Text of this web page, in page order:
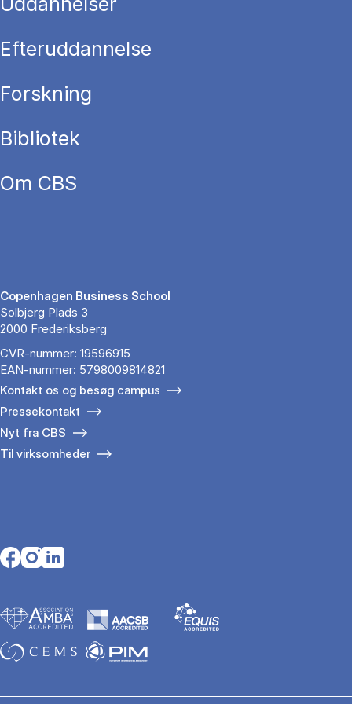
Efteruddannelse
Forskning
Bibliotek
Om CBS
Copenhagen Business School
Solbjerg Plads 3
2000 Frederiksberg
CVR-nummer: 19596915
EAN-nummer: 5798009814821
Kontakt os og besøg campus
Pressekontakt
Nyt fra CBS
Til virksomheder
Opens in a new tab
Opens in a new tab
Opens in a new tab